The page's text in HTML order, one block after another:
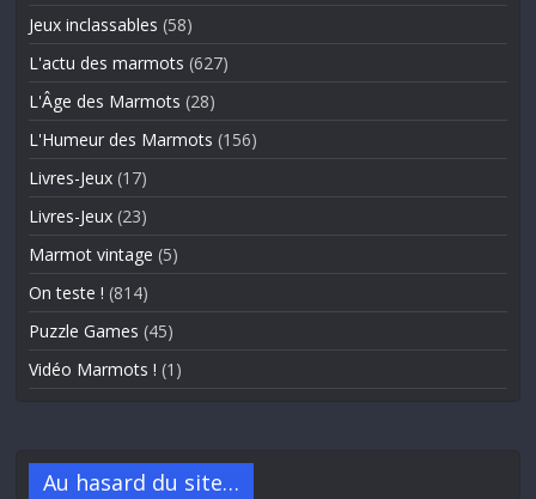
Jeux inclassables (58)
L'actu des marmots (627)
L'Âge des Marmots (28)
L'Humeur des Marmots (156)
Livres-Jeux (17)
Livres-Jeux (23)
Marmot vintage (5)
On teste ! (814)
Puzzle Games (45)
Vidéo Marmots ! (1)
Au hasard du site…